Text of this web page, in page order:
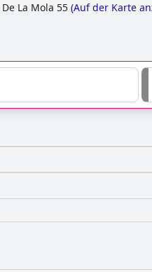
La Mola 55 (Auf der Karte